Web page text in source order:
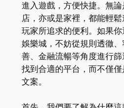
進入遊戲，方便快捷。無
店，亦或是家裡，都能輕
玩家所追求的便利。如果
娛樂城，不妨從規則透徹
善、金融流暢等角度進行
找到合適的平台，而不僅
文案。